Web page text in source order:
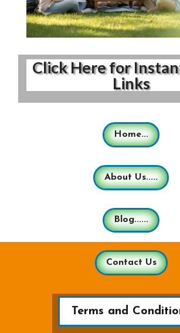
Click Here for
Links
Home...
About Us.....
Blog......
Contact Us
Terms and